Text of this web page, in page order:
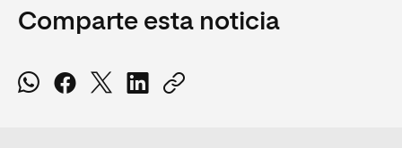
Comparte esta noticia